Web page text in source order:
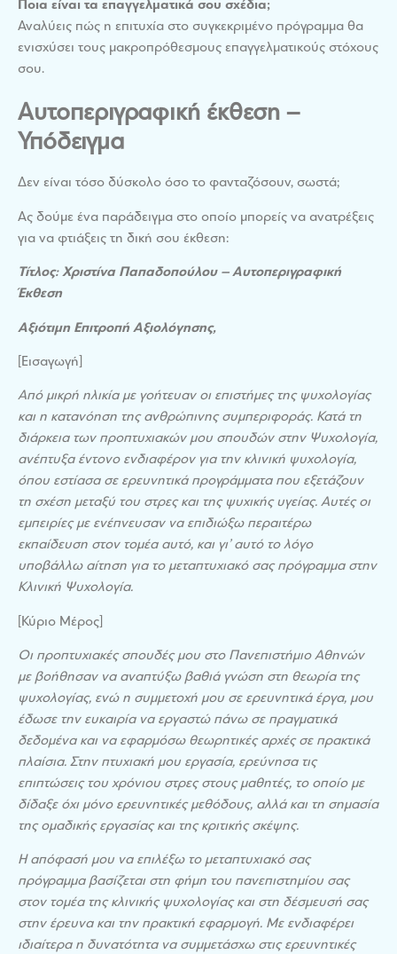
Ποια είναι τα επαγγελματικά σου σχέδια;
Αναλύεις πώς η επιτυχία στο συγκεκριμένο πρόγραμμα θα
ενισχύσει τους μακροπρόθεσμους επαγγελματικούς στόχους
σου.
Αυτοπεριγραφική έκθεση –
Υπόδειγμα
Δεν είναι τόσο δύσκολο όσο το φανταζόσουν, σωστά;
Ας δούμε ένα παράδειγμα στο οποίο μπορείς να ανατρέξεις
για να φτιάξεις τη δική σου έκθεση:
Τίτλος: Χριστίνα Παπαδοπούλου – Αυτοπεριγραφική
Έκθεση
Αξιότιμη Επιτροπή Αξιολόγησης,
[Εισαγωγή]
Από μικρή ηλικία με γοήτευαν οι επιστήμες της ψυχολογίας
και η κατανόηση της ανθρώπινης συμπεριφοράς. Κατά τη
διάρκεια των προπτυχιακών μου σπουδών στην Ψυχολογία,
ανέπτυξα έντονο ενδιαφέρον για την κλινική ψυχολογία,
όπου εστίασα σε ερευνητικά προγράμματα που εξετάζουν
τη σχέση μεταξύ του στρες και της ψυχικής υγείας. Αυτές οι
εμπειρίες με ενέπνευσαν να επιδιώξω περαιτέρω
εκπαίδευση στον τομέα αυτό, και γι’ αυτό το λόγο
υποβάλλω αίτηση για το μεταπτυχιακό σας πρόγραμμα στην
Κλινική Ψυχολογία.
[Κύριο Μέρος]
Οι προπτυχιακές σπουδές μου στο Πανεπιστήμιο Αθηνών
με βοήθησαν να αναπτύξω βαθιά γνώση στη θεωρία της
ψυχολογίας, ενώ η συμμετοχή μου σε ερευνητικά έργα, μου
έδωσε την ευκαιρία να εργαστώ πάνω σε πραγματικά
δεδομένα και να εφαρμόσω θεωρητικές αρχές σε πρακτικά
πλαίσια. Στην πτυχιακή μου εργασία, ερεύνησα τις
επιπτώσεις του χρόνιου στρες στους μαθητές, το οποίο με
δίδαξε όχι μόνο ερευνητικές μεθόδους, αλλά και τη σημασία
της ομαδικής εργασίας και της κριτικής σκέψης.
Η απόφασή μου να επιλέξω το μεταπτυχιακό σας
πρόγραμμα βασίζεται στη φήμη του πανεπιστημίου σας
στον τομέα της κλινικής ψυχολογίας και στη δέσμευσή σας
στην έρευνα και την πρακτική εφαρμογή. Με ενδιαφέρει
ιδιαίτερα η δυνατότητα να συμμετάσχω στις ερευνητικές